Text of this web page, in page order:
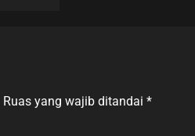
Ruas yang wajib ditandai *